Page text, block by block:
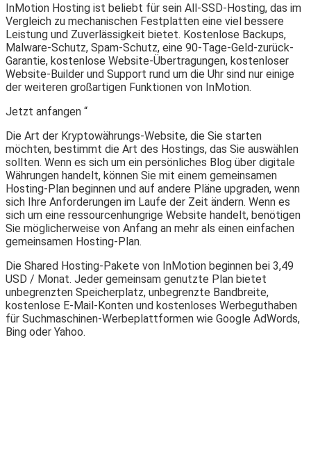
InMotion Hosting ist beliebt für sein All-SSD-Hosting, das im
Vergleich zu mechanischen Festplatten eine viel bessere
Leistung und Zuverlässigkeit bietet. Kostenlose Backups,
Malware-Schutz, Spam-Schutz, eine 90-Tage-Geld-zurück-
Garantie, kostenlose Website-Übertragungen, kostenloser
Website-Builder und Support rund um die Uhr sind nur einige
der weiteren großartigen Funktionen von InMotion.
Jetzt anfangen “
Die Art der Kryptowährungs-Website, die Sie starten
möchten, bestimmt die Art des Hostings, das Sie auswählen
sollten. Wenn es sich um ein persönliches Blog über digitale
Währungen handelt, können Sie mit einem gemeinsamen
Hosting-Plan beginnen und auf andere Pläne upgraden, wenn
sich Ihre Anforderungen im Laufe der Zeit ändern. Wenn es
sich um eine ressourcenhungrige Website handelt, benötigen
Sie möglicherweise von Anfang an mehr als einen einfachen
gemeinsamen Hosting-Plan.
Die Shared Hosting-Pakete von InMotion beginnen bei 3,49
USD / Monat. Jeder gemeinsam genutzte Plan bietet
unbegrenzten Speicherplatz, unbegrenzte Bandbreite,
kostenlose E-Mail-Konten und kostenloses Werbeguthaben
für Suchmaschinen-Werbeplattformen wie Google AdWords,
Bing oder Yahoo.